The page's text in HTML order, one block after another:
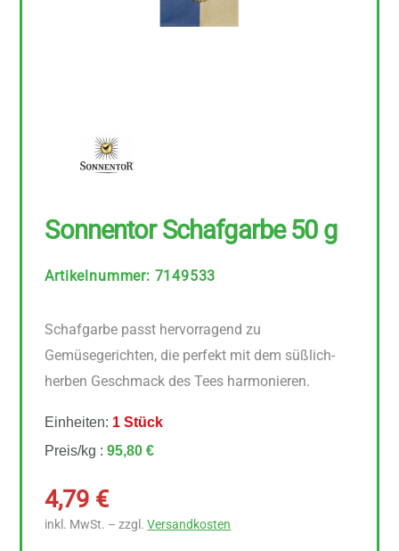
Sonnentor Schafgarbe 50 g
Artikelnummer: 7149533
Schafgarbe passt hervorragend zu
Gemüsegerichten, die perfekt mit dem süßlich-
herben Geschmack des Tees harmonieren.
Einheiten: 1 Stück
Preis/kg :95,80 €
4,79 €
inkl. MwSt. – zzgl.Versandkosten